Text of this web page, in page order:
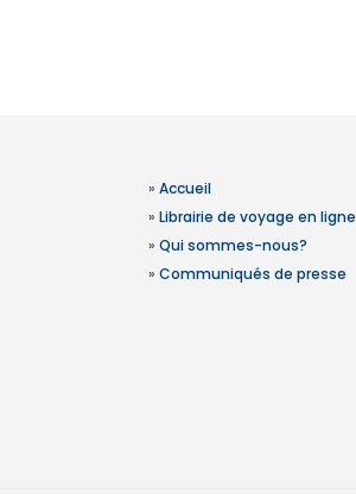
» Accueil
» Librairie de voyage en ligne
» Qui sommes-nous?
» Communiqués de presse